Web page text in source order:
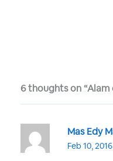
6 thoughts on
Mas Edy
Feb 10,